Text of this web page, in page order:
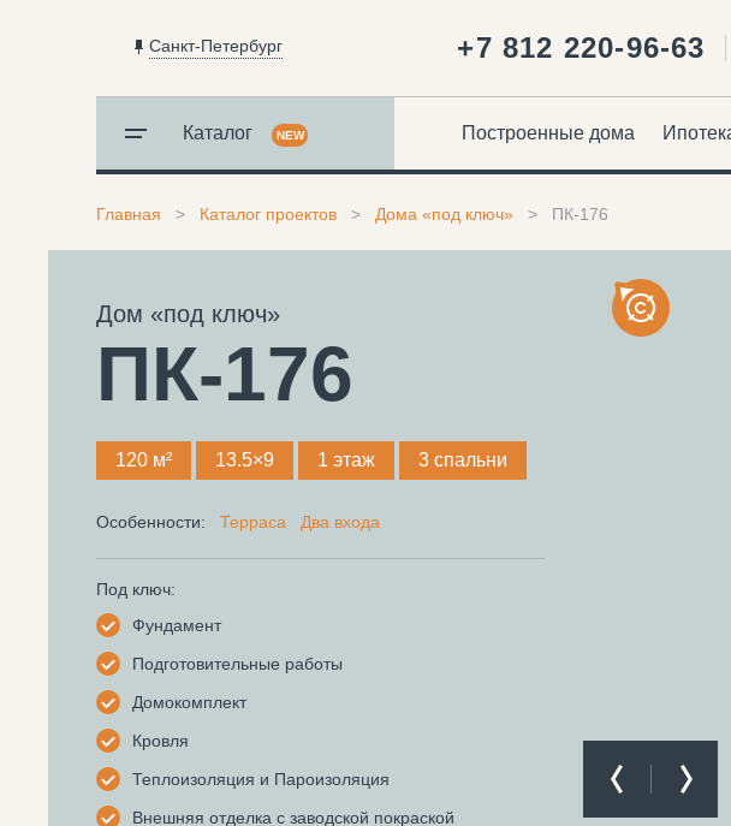
Санкт-Петербург +7 812 220-96-63
Каталог NEW Построенные дома
Главная Каталог проектов Дома «под ключ» ПК-176
Дом «под ключ»
ПК-176
120 м² 13.5×9 1 этаж 3 спальни
Особенности: Терраса Два входа
Под ключ:
Фундамент
Подготовительные работы
Домокомплект
Кровля
Теплоизоляция и Пароизоляция
Внешняя отделка с заводской покраской